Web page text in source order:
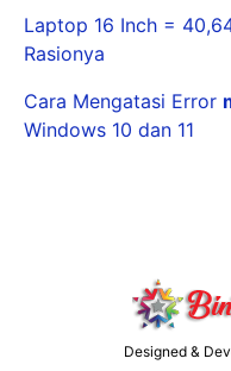
Laptop 16 Inch =
Rasionya
Cara Mengatasi Error
Windows 10 dan 11
Designed &